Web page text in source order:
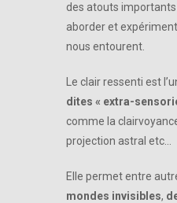
des atouts
aborder et
nous entourent.
Le clair ressenti est
dites « extra-
comme la
projection astral etc…
Elle permet entre
mondes invisibles,